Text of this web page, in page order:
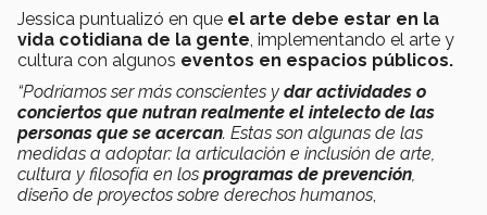
Jessica puntualizó en que el arte debe estar en la
vida cotidiana de la gente, implementando el arte y
cultura con algunos eventos en espacios públicos.
“Podríamos ser más conscientes y dar actividades o
conciertos que nutran realmente el intelecto de las
personas que se acercan. Estas son algunas de las
medidas a adoptar: la articulación e inclusión de arte,
cultura y filosofía en los programas de prevención,
diseño de proyectos sobre derechos humanos,